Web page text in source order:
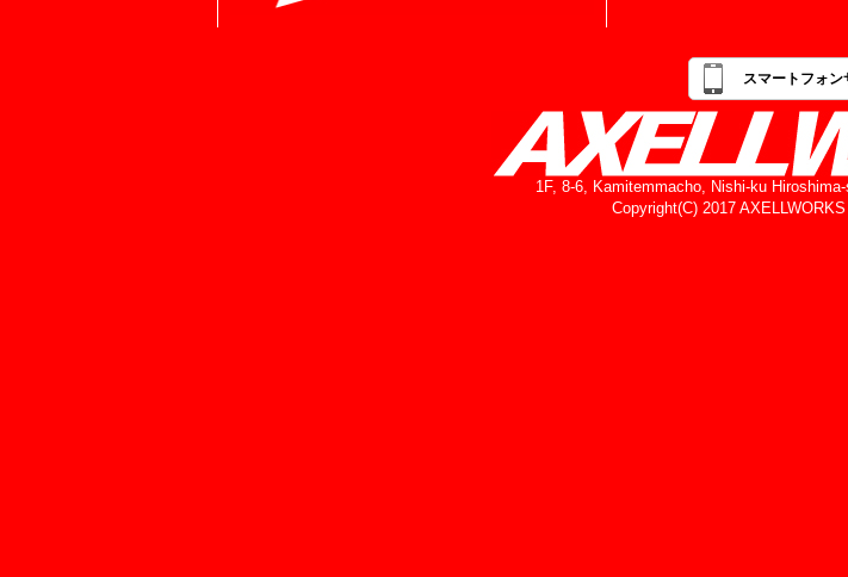
スマートフォン
1F, 8-6, Kamitemmacho, Nishi-ku
Copyright(C) 2017